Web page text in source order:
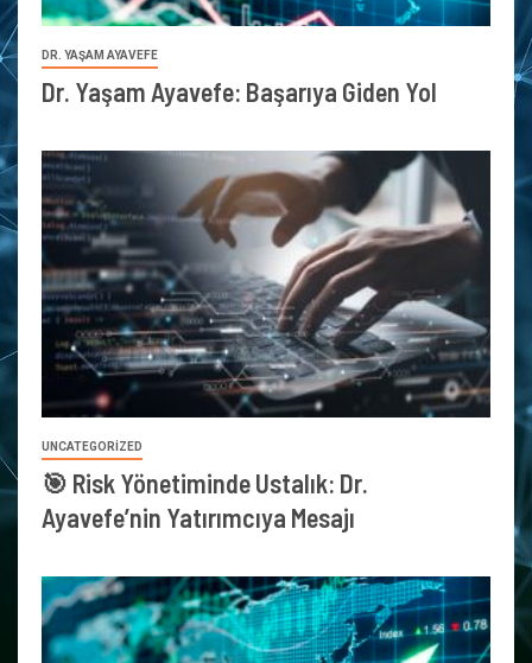
DR. YAŞAM AYAVEFE
Dr. Yaşam Ayavefe: Başarıya Giden Yol
UNCATEGORIZED
🎯 Risk Yönetiminde Ustalık: Dr.
Ayavefe’nin Yatırımcıya Mesajı